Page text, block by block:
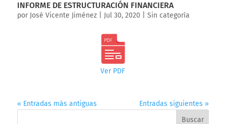
INFORME DE ESTRUCTURACIÓN FINANCIERA
por José Vicente Jiménez| Jul 30, 2020 Sin categoría
Ver PDF
« Entradas más antiguas Entradas siguientes »